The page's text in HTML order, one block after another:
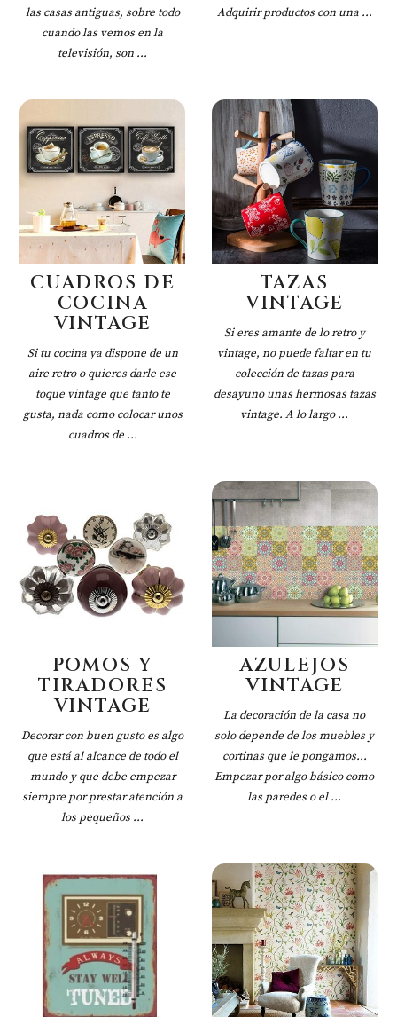
las casas antiguas, sobre todo
cuando las vemos en la
televisión, son ...
Adquirir productos con una ...
CUADROS DE
COCINA
VINTAGE
Si tu cocina ya dispone de un
aire retro o quieres darle ese
toque vintage que tanto te
gusta, nada como colocar unos
cuadros de ...
TAZAS
VINTAGE
Si eres amante de lo retro y
vintage, no puede faltar en tu
colección de tazas para
desayuno unas hermosas tazas
vintage. A lo largo ...
POMOS Y
TIRADORES
VINTAGE
Decorar con buen gusto es algo
que está al alcance de todo el
mundo y que debe empezar
siempre por prestar atención a
los pequeños ...
AZULEJOS
VINTAGE
La decoración de la casa no
solo depende de los muebles y
cortinas que le pongamos...
Empezar por algo básico como
las paredes o el ...